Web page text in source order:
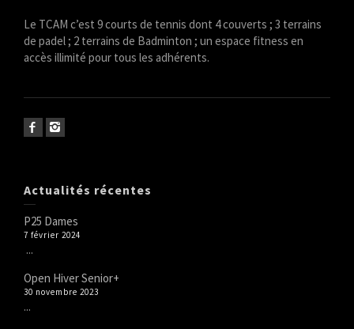
Le TCAM c’est 9 courts de tennis dont 4 couverts ; 3 terrains
de padel ; 2 terrains de Badminton ; un espace fitness en
accès illimité pour tous les adhérents.
Actualités récentes
P25 Dames
7 février 2024
...
Open Hiver Senior+
30 novembre 2023
...